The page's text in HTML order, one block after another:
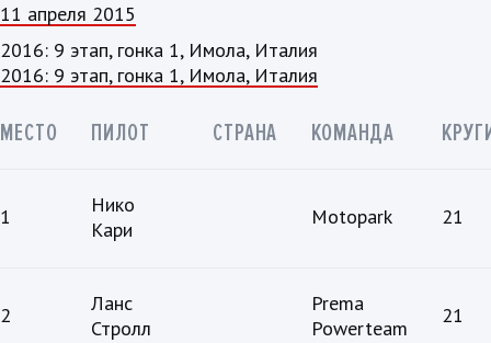
11 апреля 2015
2016: 9 этап, гонка 1, Имола, Италия
2016: 9 этап, гонка 1, Имола, Италия
МЕСТО ПИЛОТ СТРАНА КОМАНДА
1
Нико
Кари
Motopark 21
2
Ланс
Стролл
Prema
Powerteam
21